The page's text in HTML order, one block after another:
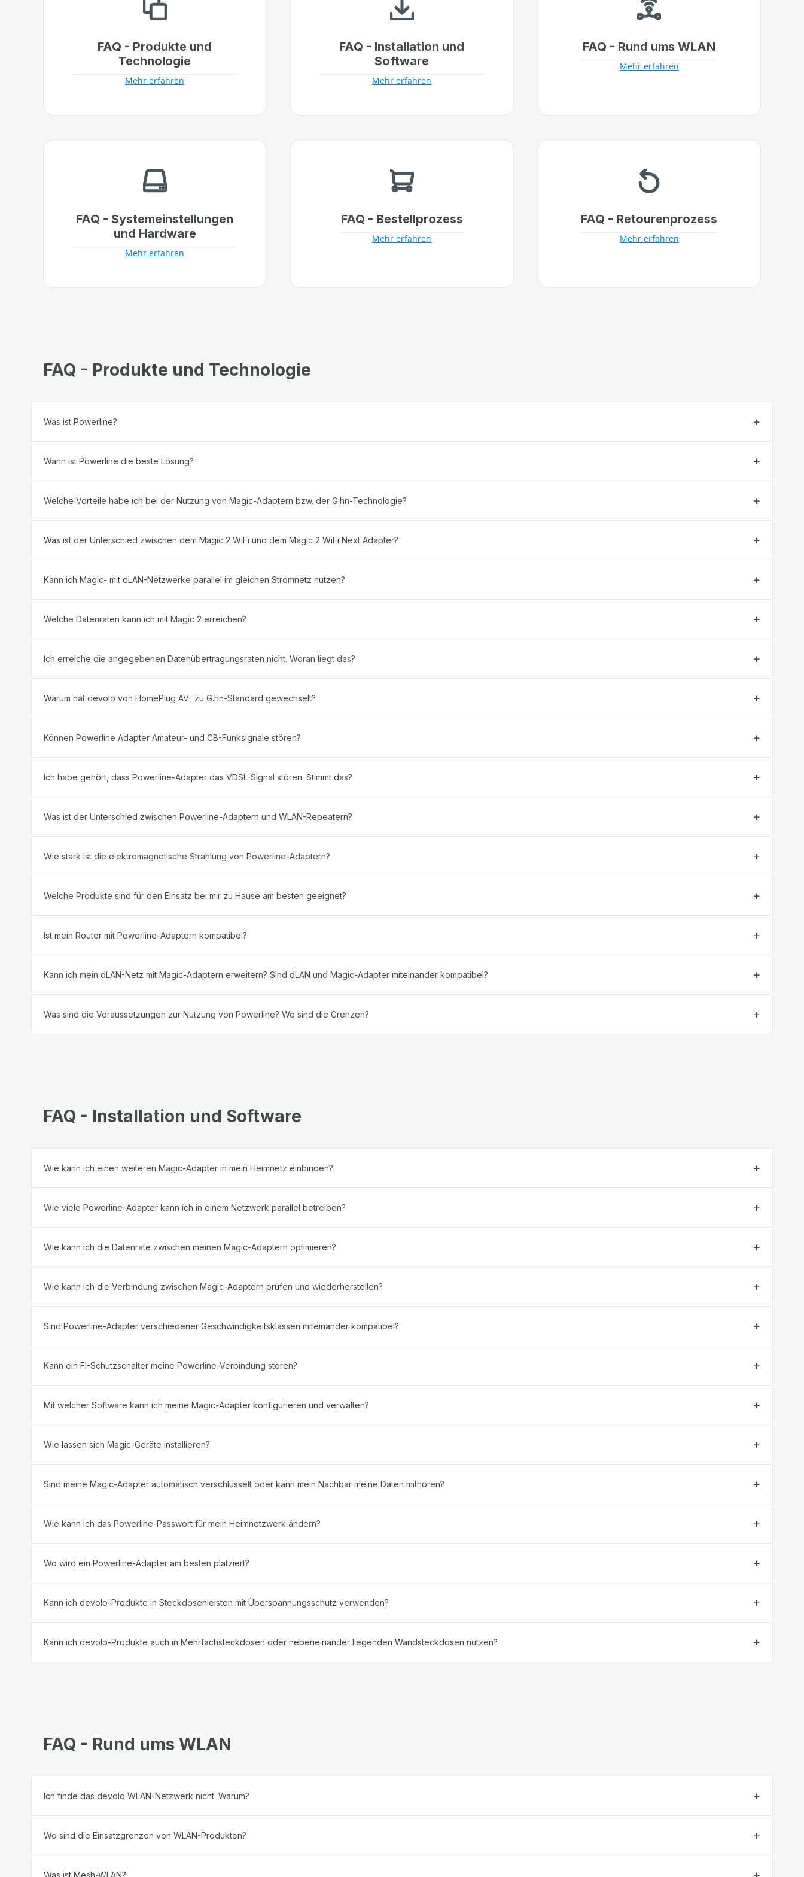
FAQ - Produkte und
Technologie
Mehr erfahren
FAQ - Installation und
Software
Mehr erfahren
FAQ - Rund ums WLAN
Mehr erfahren
FAQ - Systemeinstellungen
und Hardware
Mehr erfahren
FAQ - Bestellprozess
Mehr erfahren
FAQ - Retourenprozess
Mehr erfahren
FAQ - Produkte und Technologie
Was ist Powerline?
Wann ist Powerline die beste Lösung?
Welche Vorteile habe ich bei der Nutzung von Magic-Adaptern bzw. der G.hn-Technologie?
Was ist der Unterschied zwischen dem Magic 2 WiFi und dem Magic 2 WiFi Next Adapter?
Kann ich Magic- mit dLAN-Netzwerke parallel im gleichen Stromnetz nutzen?
Welche Datenraten kann ich mit Magic 2 erreichen?
Ich erreiche die angegebenen Datenübertragungsraten nicht. Woran liegt das?
Warum hat devolo von HomePlug AV- zu G.hn-Standard gewechselt?
Können Powerline Adapter Amateur- und CB-Funksignale stören?
Ich habe gehört, dass Powerline-Adapter das VDSL-Signal stören. Stimmt das?
Was ist der Unterschied zwischen Powerline-Adaptern und WLAN-Repeatern?
Wie stark ist die elektromagnetische Strahlung von Powerline-Adaptern?
Welche Produkte sind für den Einsatz bei mir zu Hause am besten geeignet?
Ist mein Router mit Powerline-Adaptern kompatibel?
Kann ich mein dLAN-Netz mit Magic-Adaptern erweitern? Sind dLAN und Magic-Adapter miteinander kompatibel?
Was sind die Voraussetzungen zur Nutzung von Powerline? Wo sind die Grenzen?
FAQ - Installation und Software
Wie kann ich einen weiteren Magic-Adapter in mein Heimnetz einbinden?
Wie viele Powerline-Adapter kann ich in einem Netzwerk parallel betreiben?
Wie kann ich die Datenrate zwischen meinen Magic-Adaptern optimieren?
Wie kann ich die Verbindung zwischen Magic-Adaptern prüfen und wiederherstellen?
Sind Powerline-Adapter verschiedener Geschwindigkeitsklassen miteinander kompatibel?
Kann ein FI-Schutzschalter meine Powerline-Verbindung stören?
Mit welcher Software kann ich meine Magic-Adapter konfigurieren und verwalten?
Wie lassen sich Magic-Geräte installieren?
Sind meine Magic-Adapter automatisch verschlüsselt oder kann mein Nachbar meine Daten mithören?
Wie kann ich das Powerline-Passwort für mein Heimnetzwerk ändern?
Wo wird ein Powerline-Adapter am besten platziert?
Kann ich devolo-Produkte in Steckdosenleisten mit Überspannungsschutz verwenden?
Kann ich devolo-Produkte auch in Mehrfachsteckdosen oder nebeneinander liegenden Wandsteckdosen nutzen?
FAQ - Rund ums WLAN
Ich finde das devolo WLAN-Netzwerk nicht. Warum?
Wo sind die Einsatzgrenzen von WLAN-Produkten?
Was ist Mesh-WLAN?